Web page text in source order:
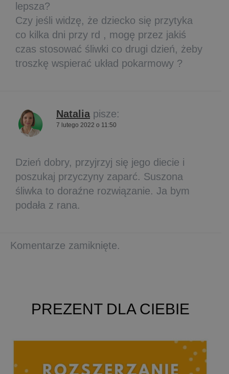
lepsza?
Czy jeśli widzę, że dziecko się przytyka
co kilka dni przy rd , mogę przez jakiś
czas stosować śliwki co drugi dzień, żeby
troszkę wspierać układ pokarmowy ?
Natalia pisze:
7 lutego 2022 o 11:50
Dzień dobry, przyjrzyj się jego diecie i
poszukaj przyczyny zaparć. Suszona
śliwka to doraźne rozwiązanie. Ja bym
podała z rana.
Komentarze zamiknięte.
PREZENT DLA CIEBIE